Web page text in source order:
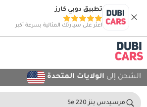
تطبيق دوبي كارز
اعثر على سيارتك المثالية بسرعة أكبر
الشحن إلى الولايات المتحدة
مرسيدس بنز 220 Se